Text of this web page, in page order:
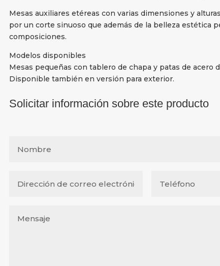
Mesas auxiliares etéreas con varias dimensiones y
por un corte sinuoso que además de la belleza estética
composiciones.
Modelos disponibles
Mesas pequeñas con tablero de chapa y patas de acero
Disponible también en versión para exterior.
Solicitar información sobre este producto